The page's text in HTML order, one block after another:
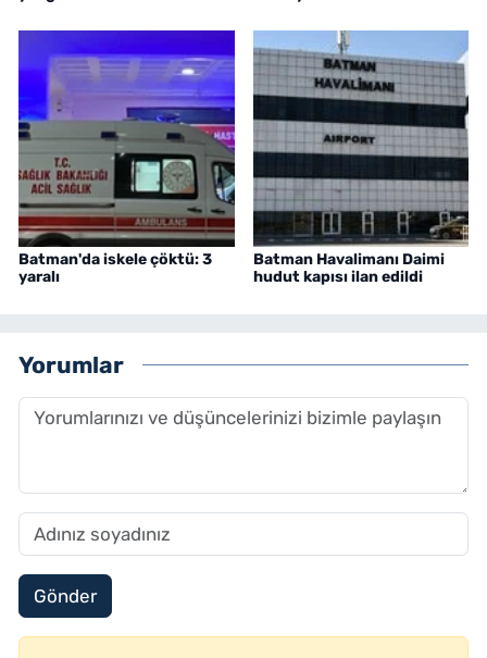
Batman'da iskele çöktü: 3
yaralı
Batman Havalimanı Daimi
hudut kapısı ilan edildi
Yorumlar
Gönder